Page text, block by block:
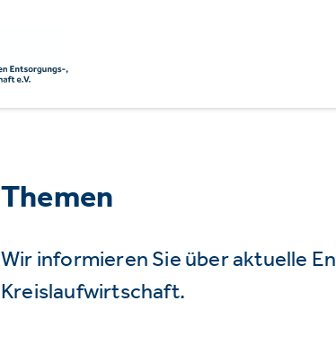
Themen
Wir informieren Sie über aktuelle
Kreislaufwirtschaft.